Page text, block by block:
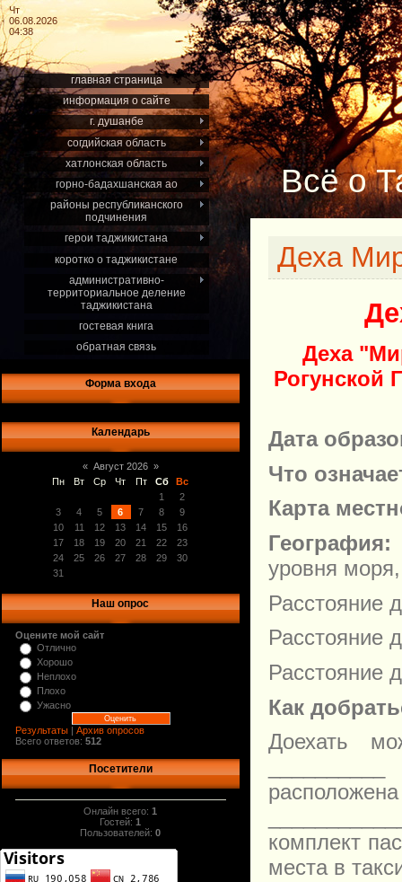
Чт
06.08.2026
04:38
главная страница
информация о сайте
г. душанбе
согдийская область
хатлонская область
горно-бадахшанская ао
районы республиканского
подчинения
герои таджикистана
коротко о таджикистане
административно-
территориальное деление
таджикистана
гостевая книга
обратная связь
Форма входа
Календарь
« Август 2026 »
Пн
Вт Ср Чт Пт Сб
Вс
1
2
3
4 5 6 7 8
9
10
11 12 13 14 15
16
17
18 19 20 21 22
23
24
25 26 27 28 29
30
31
Наш опрос
Оцените мой сайт
Отлично
Хорошо
Неплохо
Плохо
Ужасно
Результаты | Архив опросов
Всего ответов: 512
Посетители
Онлайн всего:1
Гостей:1
Пользователей:0
Всё о
Деха
Деха
Рогунской
Дата
Что
Карта
География:
уровня
Расстояние
Расстояние
Расстояние
Как
Доехать
комплект
места в